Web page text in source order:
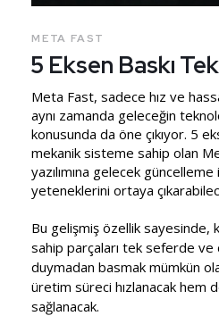
META FAST
5 Eksen Baskı
Meta Fast, sadece hız ve
aynı zamanda geleceğin
konusunda da öne çıkıyor. 5
mekanik sisteme sahip olan
yazılımına gelecek
yeteneklerini ortaya
Bu gelişmiş özellik sayesinde,
sahip parçaları tek seferde ve
duymadan basmak mümkün
üretim süreci hızlanacak hem
sağlanacak.